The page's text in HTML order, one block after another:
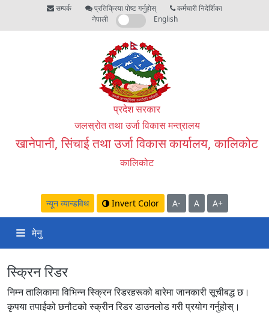
सम्पर्क प्रतिक्रिया पोष्ट गर्नुहोस्
कर्मचारी निदेर्शिका
नेपाली
English
प्रदेश सरकार
जलस्रोत तथा उर्जा विकास मन्त्रालय
खानेपानी, सिंचाई तथा उर्जा विकास कार्यालय, कालिकोट
कालिकोट
न्यून व्यान्डविथ Invert Color A- A A+
मेनु
स्क्रिन रिडर
निम्न तालिकामा विभिन्न स्क्रिन रिडरहरूको बारेमा जानकारी सूचीबद्ध छ।
कृपया तपाईंको छनौटको स्क्रीन रिडर डाउनलोड गरी प्रयोग गर्नुहोस्।